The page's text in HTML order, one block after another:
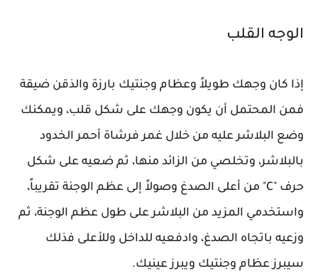
الوجه القلب
إذا كان وجهك طويلاً وعظام وجنتيك بارزة والذقن ضيقة
فمن المحتمل أن يكون وجهك على شكل قلب، ويمكنك
وضع البلاشر عليه من خلال غمر فرشاة أحمر الخدود
بالبلاشر، وتخلصي من الزائد منها، ثم ضعيه على شكل
حرف "C" من أعلى الصدغ وصولاً إلى عظم الوجنة تقريباً،
واستخدمي المزيد من البلاشر على طول عظم الوجنة، ثم
وزعيه باتجاه الصدغ، وادفعيه للداخل وللأعلى فذلك
سيبرز عظام وجنتيك ويبرز عينيك.